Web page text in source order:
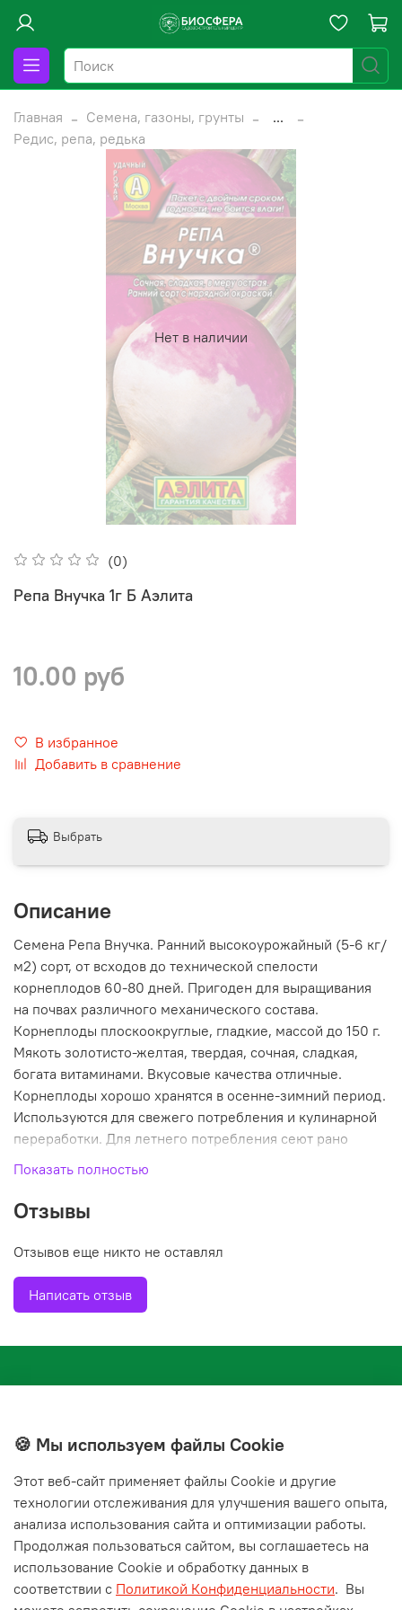
Главная Семена, газоны, грунты
...
Редис, репа, редька
Нет в наличии
(0)
Репа Внучка 1г Б Аэлита
10.00 руб
В избранное
Добавить в сравнение
Выбрать
Описание
Семена Репа Внучка. Ранний высокоурожайный (5-6 кг/
м2) сорт, от всходов до технической спелости
корнеплодов 60-80 дней. Пригоден для выращивания
на почвах различного механического состава.
Корнеплоды плоскоокруглые, гладкие, массой до 150 г.
Мякоть золотисто-желтая, твердая, сочная, сладкая,
богата витаминами. Вкусовые качества отличные.
Корнеплоды хорошо хранятся в осенне-зимний период.
Используются для свежего потребления и кулинарной
переработки. Для летнего потребления сеют рано
весной, для осеннего и зимнего – в середине июля.
В фазе одного-двух настоящих листьев всходы
поливы, прополки, рыхления. При весенних сроках
диаметр достигнет 5-8 см. Осенью урожай убирают в
один прием перед наступлением заморозков.
Показать полностью
Отзывы
Отзывов еще никто не оставлял
Написать отзыв
+7(843) 210-20-24
Мы в соц. сетях
🍪 Мы используем файлы Cookie
Этот веб‑сайт применяет файлы Cookie и другие
технологии отслеживания для улучшения вашего опыта,
анализа использования сайта и оптимизации работы.
Продолжая пользоваться сайтом, вы соглашаетесь на
использование Cookie и обработку данных в
соответствии с Политикой Конфиденциальности. Вы